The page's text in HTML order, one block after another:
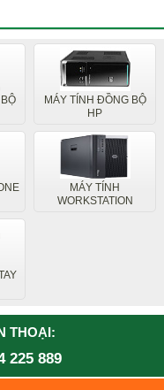
MÁY TÍNH ĐỒNG BỘ
HP
MÁY TÍNH
WORKSTATION
THOẠI:
225 889